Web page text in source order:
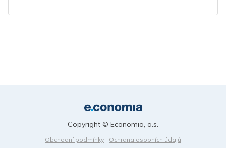
Obchodní podmínky
Ochrana osobních údajů
Copyright © Economia, a.s.